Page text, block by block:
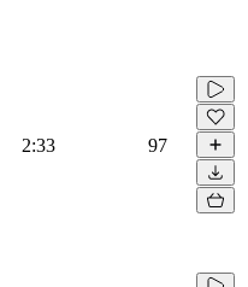
2:33 97